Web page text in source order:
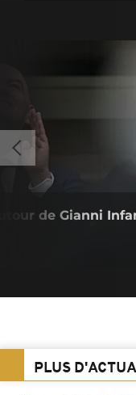
de Gianni
PLUS